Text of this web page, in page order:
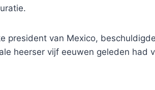
president van Mexico,
heerser vijf eeuwen geleden had